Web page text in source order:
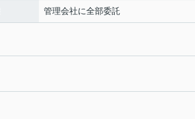
管理会社に全部委託